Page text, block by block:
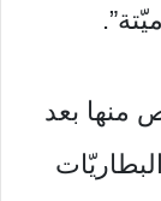
منها بعد